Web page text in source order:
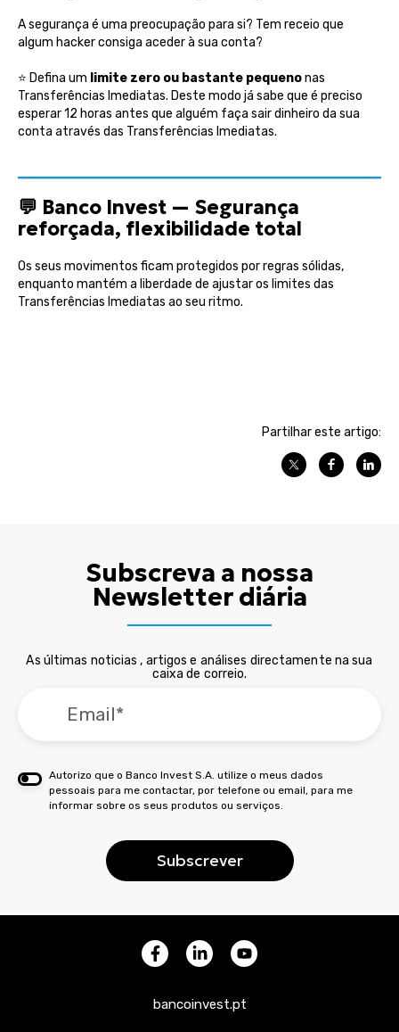
A segurança é uma preocupação para si? Tem receio que
algum hacker consiga aceder à sua conta?
⭐ Defina um limite zero ou bastante pequenonas
Transferências Imediatas. Deste modo já sabe que é preciso
esperar 12 horas antes que alguém faça sair dinheiro da sua
conta através das Transferências Imediatas.
💬 Banco Invest — Segurança
reforçada, flexibilidade total
Os seus movimentos ficam protegidos por regras sólidas,
enquanto mantém a liberdade de ajustar os limites das
Transferências Imediatas ao seu ritmo.
Partilhar este artigo:
Subscreva a nossa
Newsletter diária
As últimas noticias , artigos e análises directamente na sua
caixa de correio.
Autorizo que o Banco Invest S.A. utilize o meus dados
pessoais para me contactar, por telefone ou email, para me
informar sobre os seus produtos ou serviços.
bancoinvest.pt